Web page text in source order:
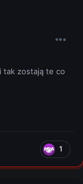
tak zostają te co
1